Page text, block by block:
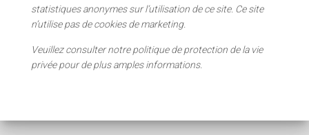
statistiques anonymes sur l’utilisation de ce site. Ce site
n’utilise pas de cookies de marketing.
Veuillez consulter notre politique de protection de la vie
privée pour de plus amples informations.